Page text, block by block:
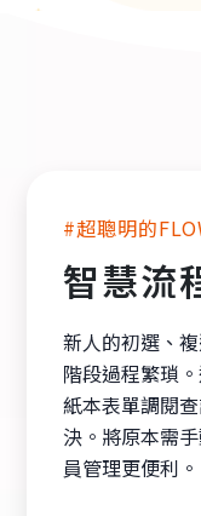
#超聰明的
智慧流
新人的初選、
階段過程繁瑣
紙本表單調閱
決。將原本需
員管理更便利。